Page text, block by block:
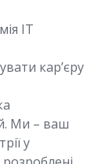
IT
кар’єру
Ми – ваш
у